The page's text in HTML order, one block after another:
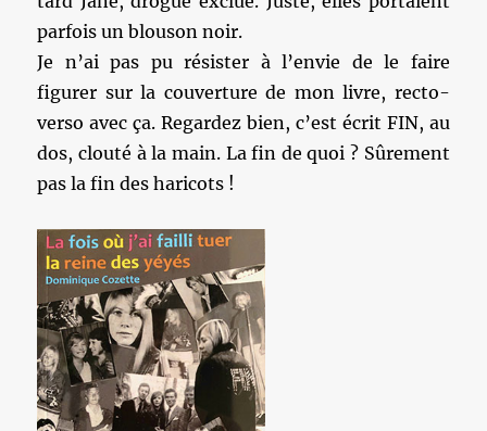
parfois un blouson noir.
Je n’ai pas pu résister à l’envie de le faire
figurer sur la couverture de mon livre, recto-
verso avec ça. Regardez bien, c’est écrit FIN, au
dos, clouté à la main. La fin de quoi ? Sûrement
pas la fin des haricots !